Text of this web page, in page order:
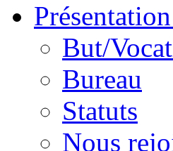
But/
Bureau
Statuts
Nous